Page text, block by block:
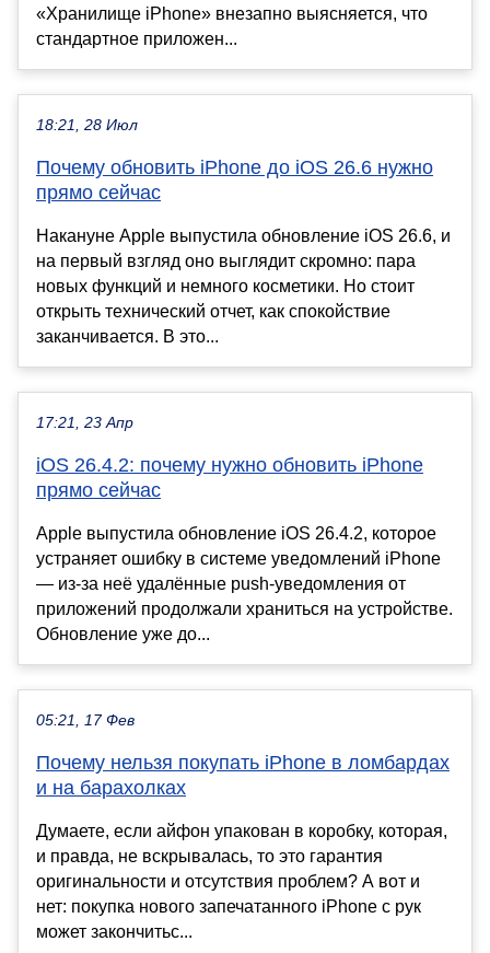
«Хранилище iPhone» внезапно выясняется, что
стандартное приложен...
18:21, 28 Июл
Почему обновить iPhone до iOS 26.6 нужно
прямо сейчас
Накануне Apple выпустила обновление iOS 26.6, и
на первый взгляд оно выглядит скромно: пара
новых функций и немного косметики. Но стоит
открыть технический отчет, как спокойствие
заканчивается. В это...
17:21, 23 Апр
iOS 26.4.2: почему нужно обновить iPhone
прямо сейчас
Apple выпустила обновление iOS 26.4.2, которое
устраняет ошибку в системе уведомлений iPhone
— из-за неё удалённые push-уведомления от
приложений продолжали храниться на устройстве.
Обновление уже до...
05:21, 17 Фев
Почему нельзя покупать iPhone в ломбардах
и на барахолках
Думаете, если айфон упакован в коробку, которая,
и правда, не вскрывалась, то это гарантия
оригинальности и отсутствия проблем? А вот и
нет: покупка нового запечатанного iPhone с рук
может закончитьс...